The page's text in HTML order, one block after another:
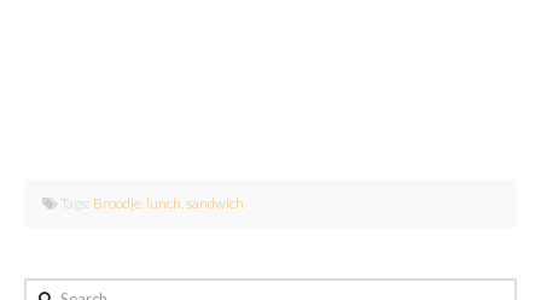
Tags: Broodje lunch ,sandwich
Search